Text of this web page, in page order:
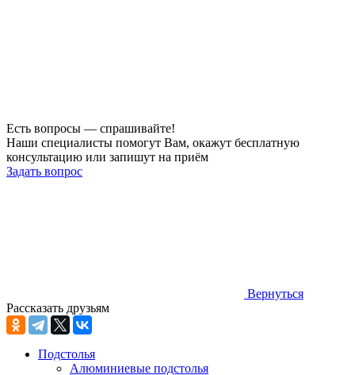
Есть вопросы — спрашивайте!
Наши специалисты помогут Вам, окажут бесплатную
консультацию или запишут на приём
Задать вопрос
Вернуться
Рассказать друзьям
Подстолья
Алюминиевые подстолья